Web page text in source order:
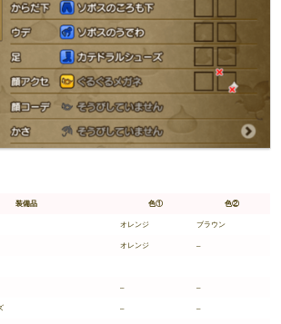
装備品 色① 色②
オレンジ ブラウン
オレンジ –
– –
– –